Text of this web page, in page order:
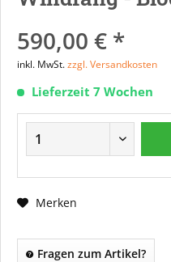
590,00 € *
inkl. MwSt.zzgl. Versandkosten
Lieferzeit 7 Wochen
Merken
Fragen zum Artikel?